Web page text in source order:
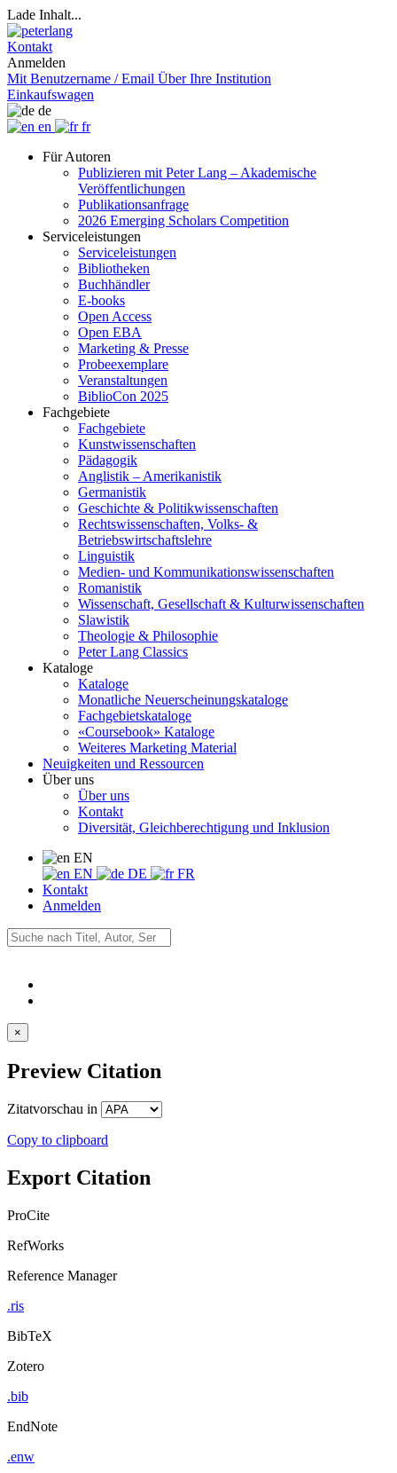
Lade Inhalt...
Kontakt
Anmelden
Mit Benutzername / Email Über Ihre Institution
Einkaufswagen
de
en
fr
Für Autoren
Publizieren mit Peter Lang – Akademische
Veröffentlichungen
Publikationsanfrage
2026 Emerging Scholars Competition
Serviceleistungen
Serviceleistungen
Bibliotheken
Buchhändler
E-books
Open Access
Open EBA
Marketing & Presse
Probeexemplare
Veranstaltungen
BiblioCon 2025
Fachgebiete
Fachgebiete
Kunstwissenschaften
Pädagogik
Anglistik – Amerikanistik
Germanistik
Geschichte & Politikwissenschaften
Rechtswissenschaften, Volks- &
Betriebswirtschaftslehre
Linguistik
Medien- und Kommunikationswissenschaften
Romanistik
Wissenschaft, Gesellschaft & Kulturwissenschaften
Slawistik
Theologie & Philosophie
Peter Lang Classics
Kataloge
Kataloge
Monatliche Neuerscheinungskataloge
Fachgebietskataloge
«Coursebook» Kataloge
Weiteres Marketing Material
Neuigkeiten und Ressourcen
Über uns
Über uns
Kontakt
Diversität, Gleichberechtigung und Inklusion
EN
EN
DE
FR
Kontakt
Anmelden
×
Preview Citation
Zitatvorschau in
Copy to clipboard
Export Citation
ProCite
RefWorks
Reference Manager
.ris
BibTeX
Zotero
.bib
EndNote
.enw